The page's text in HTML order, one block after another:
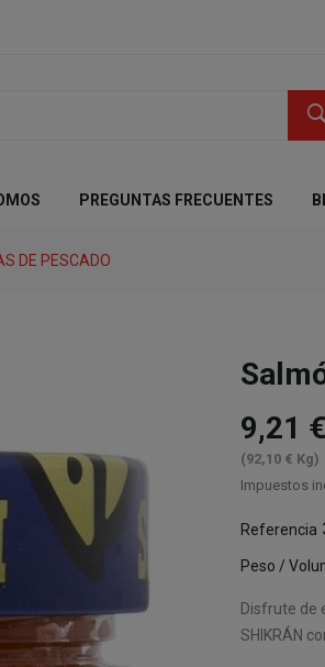
PREGUNTAS FRECUENTES
DE PESCADO
9,21 €
(92,10 € Kg)
Impuestos
Referencia
Peso /
Disfrute de
SHIKRÁN